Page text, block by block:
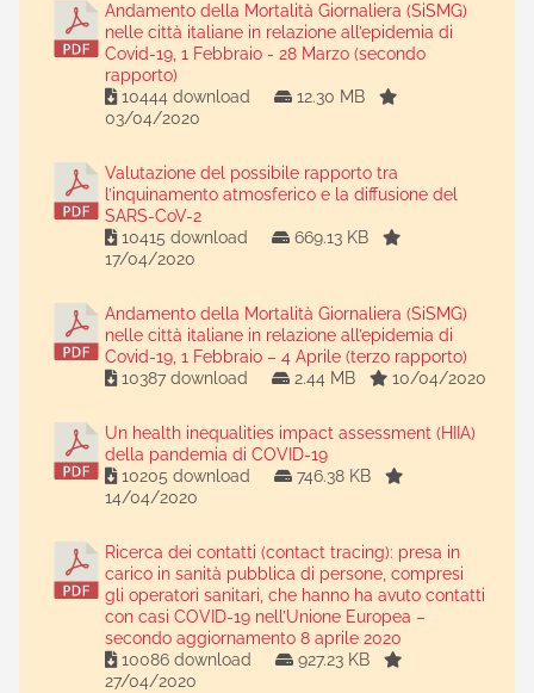
Andamento della Mortalità Giornaliera (SiSMG)
nelle città italiane in relazione all’epidemia di
Covid-19, 1 Febbraio - 28 Marzo (secondo
rapporto)
10444 download
12.30 MB
03/04/2020
Valutazione del possibile rapporto tra
l’inquinamento atmosferico e la diffusione del
SARS-CoV-2
10415 download
669.13 KB
17/04/2020
Andamento della Mortalità Giornaliera (SiSMG)
nelle città italiane in relazione all’epidemia di
Covid-19, 1 Febbraio – 4 Aprile (terzo rapporto)
10387 download
2.44 MB 10/04/2020
Un health inequalities impact assessment (HIIA)
della pandemia di COVID-19
10205 download
746.38 KB
14/04/2020
Ricerca dei contatti (contact tracing): presa in
carico in sanità pubblica di persone, compresi
gli operatori sanitari, che hanno ha avuto contatti
con casi COVID-19 nell’Unione Europea –
secondo aggiornamento 8 aprile 2020
10086 download
927.23 KB
27/04/2020